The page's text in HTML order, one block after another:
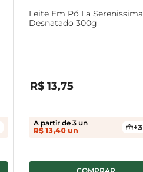
Leite Em Pó La Serenissima
Desnatado 300g
R$ 13,75
A partir de3 un
R$ 13,40 un +3